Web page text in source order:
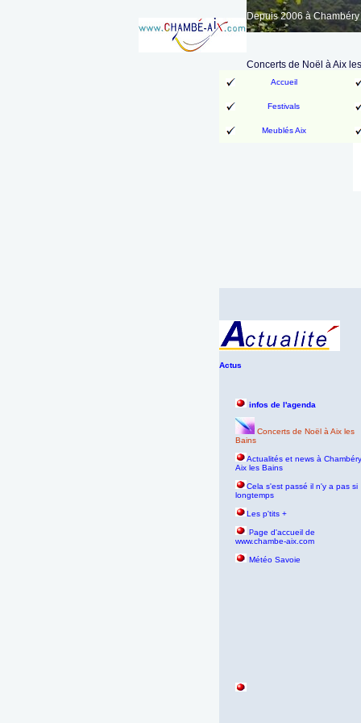
Depuis 2006 à
Concerts de Noël à Aix
Accueil
Festivals
Meublés Aix
Actus
infos de l'agenda
Concerts de Noël à Aix les
Bains
Actualités et news à
Aix les Bains
Cela s'est passé il n'y a pas si
longtemps
Les p'tits +
Page d'accueil de
www.chambe-aix.com
Météo Savoie